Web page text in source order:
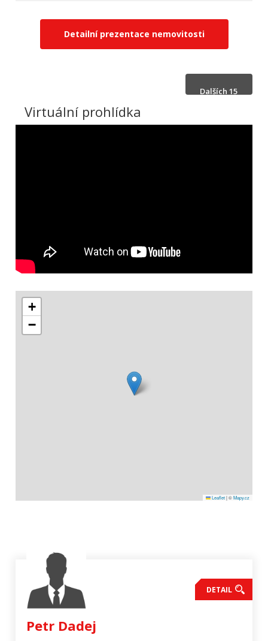
Detailní prezentace nemovitosti
Dalších 15
Virtuální prohlídka
+
−
Leaflet |©Mapy.cz
Petr Dadej
DETAIL